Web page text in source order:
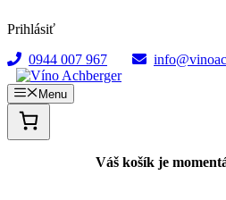
na
Prihlásiť
0944 007 967
Menu
Váš košík je